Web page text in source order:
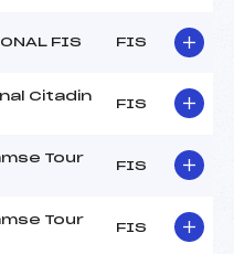
FIS FIS
Citadin
FIS
Tour
FIS
Tour
FIS